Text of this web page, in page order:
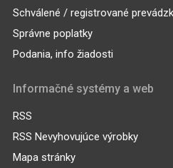
Schválené / registrované
Správne poplatky
Podania, info žiadosti
Informačné systémy a web
RSS
RSS Nevyhovujúce výrobky
Mapa stránky